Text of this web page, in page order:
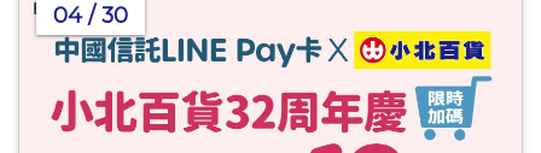
04 / 30